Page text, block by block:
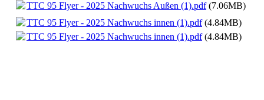
TTC 95 Flyer - 2025 Nachwuchs Außen (1).pdf(7.06MB)
TTC 95 Flyer - 2025 Nachwuchs innen (1).pdf(4.84MB)
TTC 95 Flyer - 2025 Nachwuchs innen (1).pdf(4.84MB)